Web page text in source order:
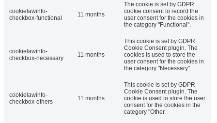
cookielawinfo-
checkbox-functional
11 months
The cookie is set by GDPR
cookie consent to record the
user consent for the cookies in
the category "Functional".
cookielawinfo-
checkbox-necessary
11 months
This cookie is set by GDPR
Cookie Consent plugin. The
cookies is used to store the
user consent for the cookies in
the category "Necessary".
cookielawinfo-
checkbox-others
11 months
This cookie is set by GDPR
Cookie Consent plugin. The
cookie is used to store the user
consent for the cookies in the
category "Other.